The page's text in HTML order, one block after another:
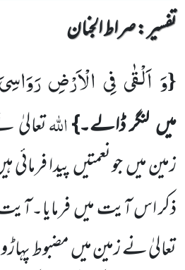
تفسیر : ‎صراط الجنان
{وَ اَلْقٰى فِی الْاَرْضِ
میںلنگر ڈالے۔}اللّٰہتعالیٰ
زمین میںجو نعمتیںپیدا فرمائی
ذکر اس آیت میں
تعالیٰ نے زمین میںمضبوط